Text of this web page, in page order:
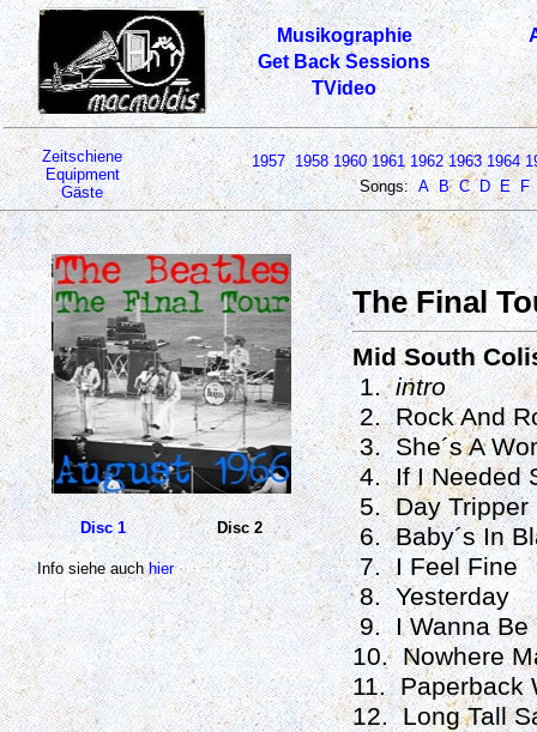
Musikographie
Get Back Sessions
TVideo
Zeitschiene
Equipment
Gäste
1957 1958 1960 1961 1962 1963 1964
Songs: A B C D E F
Disc 1 Disc 2
Info siehe auchhier
The Final
Mid South
1.intro
2. Rock And
3. She´s A
4. If I Needed
5. Day Tripper
6. Baby´s In
7. I Feel Fine
8. Yesterday
9. I Wanna Be
10. Nowhere
11. Paperback
12. Long Tall